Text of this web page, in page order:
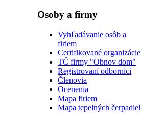
Osoby a firmy
Vyhľadávanie osôb a
firiem
Certifikované organizácie
TČ firmy "Obnov dom"
Registrovaní odborníci
Členovia
Ocenenia
Mapa firiem
Mapa tepelných čerpadiel